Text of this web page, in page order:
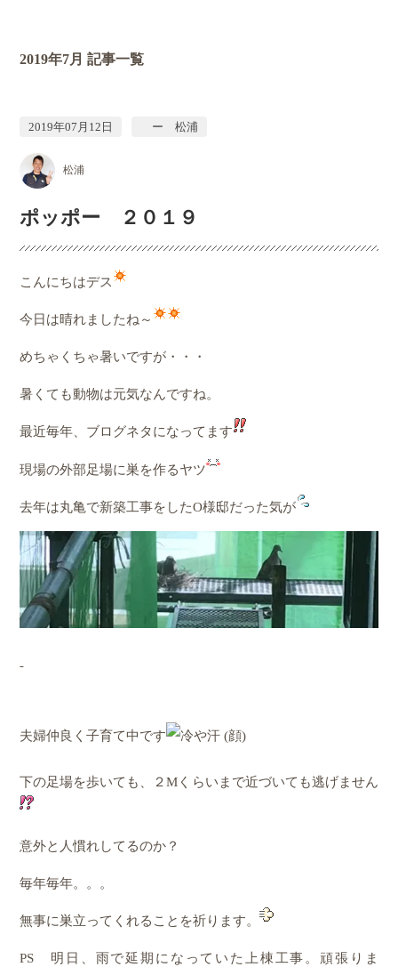
2019年7月 記事一覧
2019年07月12日 ー 松浦
松浦
ポッポー ２０１９
こんにちはデス
今日は晴れましたね～
めちゃくちゃ暑いですが・・・
暑くても動物は元気なんですね。
最近毎年、ブログネタになってます
現場の外部足場に巣を作るヤツ
去年は丸亀で新築工事をしたO様邸だった気が
夫婦仲良く子育て中です
下の足場を歩いても、２Mくらいまで近づいても逃げません
意外と人慣れしてるのか？
毎年毎年。。。
無事に巣立ってくれることを祈ります。
PS 明日、雨で延期になっていた上棟工事。頑張りま